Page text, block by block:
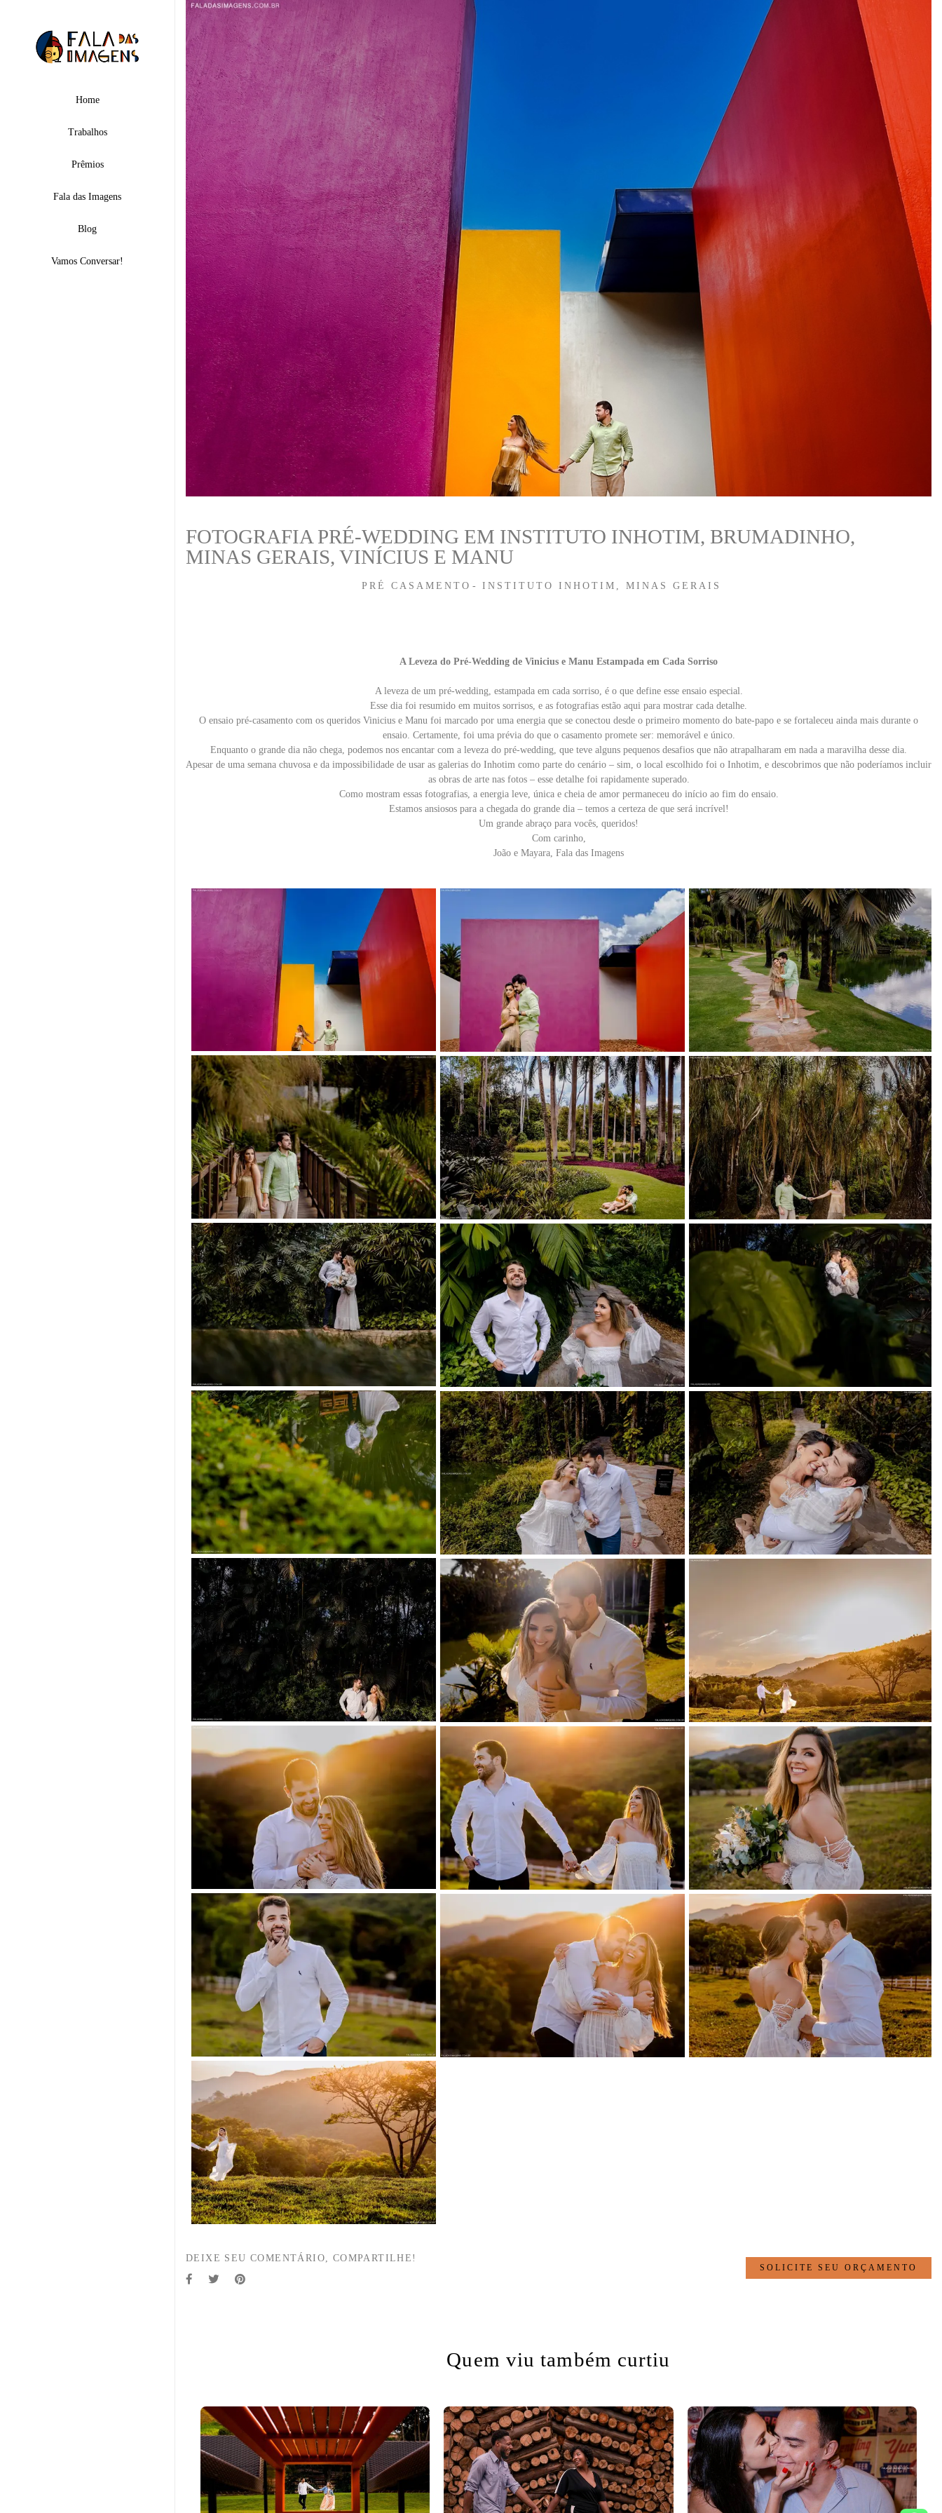
Home
Trabalhos
Prêmios
Fala das Imagens
Blog
Vamos Conversar!
PRÉ CASAMENTO INSTITUTO INHOTIM, MINAS GERAIS
FOTOGRAFIA PRÉ-WEDDING EM INSTITUTO INHOTIM, BRUMADINHO,
MINAS GERAIS, VINÍCIUS E MANU
A Leveza do Pré-Wedding de Vinicius e Manu Estampada em Cada Sorriso
A leveza de um pré-wedding, estampada em cada sorriso, é o que define esse ensaio especial.
Esse dia foi resumido em muitos sorrisos, e as fotografias estão aqui para mostrar cada detalhe.
O ensaio pré-casamento com os queridos Vinicius e Manu foi marcado por uma energia que se conectou desde o primeiro momento do bate-papo e se fortaleceu ainda mais durante o
ensaio. Certamente, foi uma prévia do que o casamento promete ser: memorável e único.
Enquanto o grande dia não chega, podemos nos encantar com a leveza do pré-wedding, que teve alguns pequenos desafios que não atrapalharam em nada a maravilha desse dia.
Apesar de uma semana chuvosa e da impossibilidade de usar as galerias do Inhotim como parte do cenário – sim, o local escolhido foi o Inhotim, e descobrimos que não poderíamos incluir
as obras de arte nas fotos – esse detalhe foi rapidamente superado.
Como mostram essas fotografias, a energia leve, única e cheia de amor permaneceu do início ao fim do ensaio.
Estamos ansiosos para a chegada do grande dia – temos a certeza de que será incrível!
Um grande abraço para vocês, queridos!
Com carinho,
João e Mayara, Fala das Imagens
DEIXE SEU COMENTÁRIO, COMPARTILHE!
SOLICITE SEU ORÇAMENTO
Quem viu também curtiu